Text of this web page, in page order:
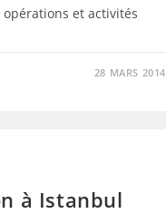
opérations et activités
28 MARS 2014
à Istanbul